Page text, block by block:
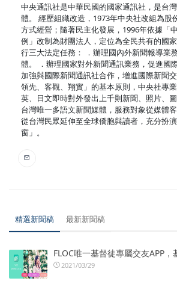
中央通訊社是中華民國的國家通訊社，是台
體。 經歷組織改造，1973年中央社改組為股
方式經營；隨著民主化發展，1996年依據「
例」改制為財團法人，定位為全民共有的國
行三大法定任務： ．辦理國內外新聞報導業
體。 ．辦理國家對外新聞通訊業務，促進國
加強與國際新聞通訊社合作，增進國際新聞交
領先、客觀、翔實」的基本原則，中央社專業
英、日文即時對外發出上千則新聞、照片、
台灣唯一多語文新聞媒體，服務對象從媒體
從台灣民眾延伸至全球僑胞與讀者，充分扮
窗」。
精選新聞稿 最新新聞稿
FLOC唯一基督徒專屬交友APP
2021/03/29